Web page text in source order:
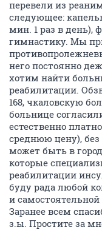
перевели из
следующее:
мин. 1 раз в день),
гимнастику. Мы
него постоянно
хотим найти
реабилитации.
168, чкаловскую
больнице
естественно
среднюю цену),
может быть в
которые
реабилитации
буду рада любой
и
Заранее всем
з.ы. Простите за